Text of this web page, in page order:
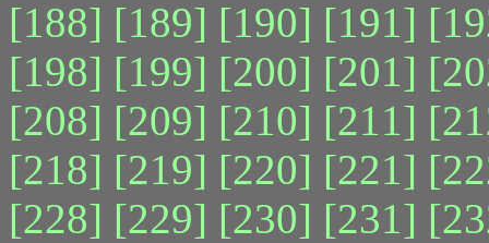
[188] [189] [190] [191]
[198] [199] [200] [201]
[208] [209] [210] [211]
[218] [219] [220] [221]
[228] [229] [230] [231]